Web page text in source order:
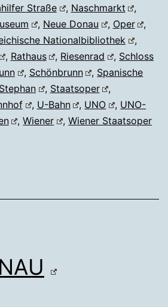
Straße , Naschmarkt
,
, Neue Donau , Oper
,
Nationalbibliothek
,
, Rathaus , Riesenrad , Schloss
, Schönbrunn , Spanische
, Staatsoper
,
, U-Bahn , UNO , UNO-
,Wiener ,Wiener Staatsoper